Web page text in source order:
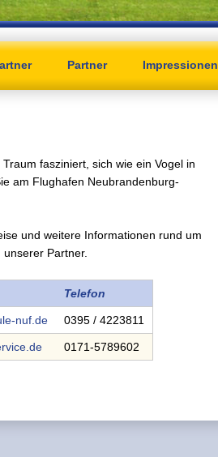
Partner Impressionen
fasziniert, sich wie ein Vogel in
am Flughafen Neubrandenburg-
und weitere Informationen rund um
Partner.
Telefon
nuf.de 0395 / 4223811
0171-5789602